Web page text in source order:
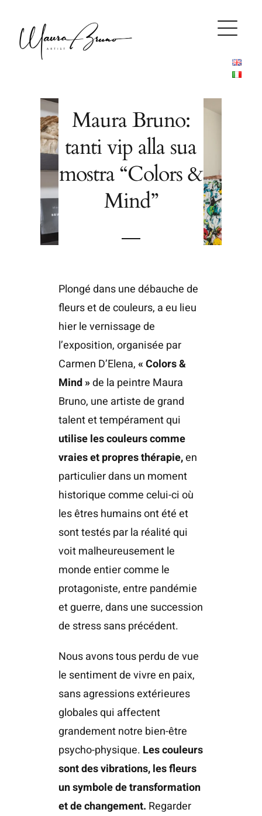
content
Maura Bruno:
tanti vip alla sua
mostra “Colors &
Mind”
Plongé dans une débauche de
fleurs et de couleurs, a eu lieu
hier le vernissage de
l’exposition, organisée par
Carmen D’Elena,« Colors &
Mind »de la peintre Maura
Bruno, une artiste de grand
talent et tempérament qui
utilise les couleurs comme
vraies et propres thérapie,en
particulier dans un moment
historique comme celui-ci où
les êtres humains ont été et
sont testés par la réalité qui
voit malheureusement le
monde entier comme le
protagoniste, entre pandémie
et guerre, dans une succession
de stress sans précédent.
Nous avons tous perdu de vue
le sentiment de vivre en paix,
sans agressions extérieures
globales qui affectent
grandement notre bien-être
psycho-physique. Les couleurs
sont des vibrations, les fleurs
un symbole de transformation
et de changement. Regarder